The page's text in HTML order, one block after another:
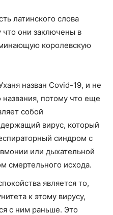
латинского слова
что они заключены в
королевскую
назван Covid-19, и не
потому что еще
собой
вирус, который
синдром с
или дыхательной
смертельного исхода.
является то,
к этому вирусу,
с ним раньше. Это